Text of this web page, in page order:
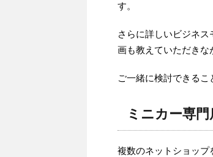
す。
さらに詳しいビジネ
画も教えていただきな
ご一緒に検討できるこ
ミニカー専
複数のネットショップ